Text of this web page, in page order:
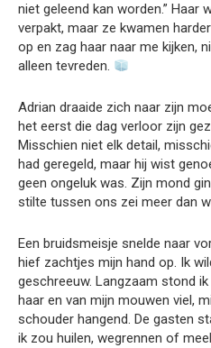
niet geleend kan worden.” Haar
verpakt, maar ze kwamen
op en zag haar naar me kijken,
alleen tevreden.
Adrian draaide zich naar zijn
het eerst die dag verloor zijn
Misschien niet elk detail,
had geregeld, maar hij wist
geen ongeluk was. Zijn mond
stilte tussen ons zei meer dan
Een bruidsmeisje snelde naar
hief zachtjes mijn hand op. Ik
geschreeuw. Langzaam stond
haar en van mijn mouwen viel,
schouder hangend. De gasten
ik zou huilen, wegrennen of